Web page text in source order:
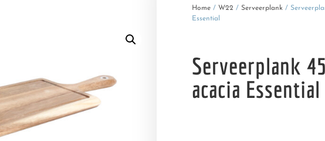
Home / W22 / Serveerplank /
Essential
Serveerplank
acacia Essential